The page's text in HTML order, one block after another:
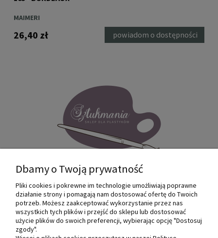
MAIMERI
26,40 zł powiadom o dostępności
Internetowy sklep dla plastyków
SZTUKMANIA. Profesjonalne artykuły dla
małych i dużych artystów.
Dbamy o Twoją prywatność
Pliki cookies i pokrewne im technologie umożliwiają poprawne
działanie strony i pomagają nam dostosować ofertę do Twoich
potrzeb. Możesz zaakceptować wykorzystanie przez nas
wszystkich tych plików i przejść do sklepu lub dostosować
użycie plików do swoich preferencji, wybierając opcję "Dostosuj
zgody".